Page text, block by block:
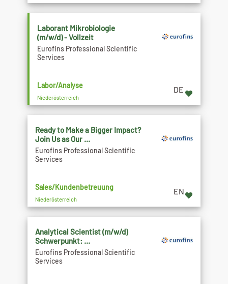
Laborant Mikrobiologie
(m/w/d) - Vollzeit
Eurofins Professional Scientific
Services
Labor/Analyse
Niederösterreich
DE
Ready to Make a Bigger Impact?
Join Us as Our ...
Eurofins Professional Scientific
Services
Sales/Kundenbetreuung
Niederösterreich
EN
Analytical Scientist (m/w/d)
Schwerpunkt: ...
Eurofins Professional Scientific
Services